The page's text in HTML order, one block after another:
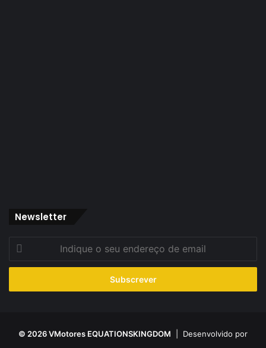
Newsletter
seu
de
© 2026 VMotores EQUATIONSKINGDOM | Desenvolvido por